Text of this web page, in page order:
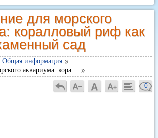
для морского
коралловый риф как
сад
Общая информация
аквариума: кора…
0